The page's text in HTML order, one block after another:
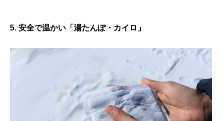
5. 安全で温かい「湯たんぽ・カイロ」